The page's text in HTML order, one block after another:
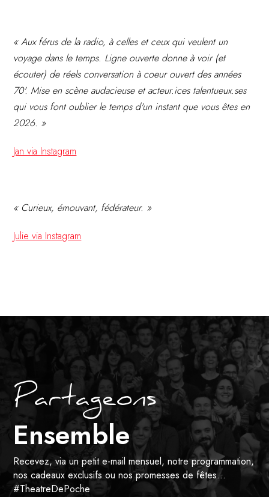
« Aux férus de la radio, à celles et ceux qui veulent un
voyage dans le temps. Ligne ouverte donne à voir (et
écouter) de réels conversation à coeur ouvert des années
70'. Mise en scène audacieuse et acteur.ices talentueux.ses
qui vous font oublier le temps d'un instant que vous êtes en
2026. »
Jan via Instagram
« Curieux, émouvant, fédérateur. »
Julie via Instagram
Partageons
Ensemble
Recevez, via un petit e-mail mensuel, notre programmation,
nos cadeaux exclusifs ou nos promesses de fêtes…
#TheatreDePoche